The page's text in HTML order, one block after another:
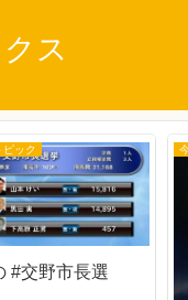
ス
ピック
#交野市長選